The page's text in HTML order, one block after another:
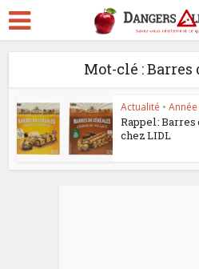
Mot-clé : Barres
Actualité •
Rappel :
chez LIDL